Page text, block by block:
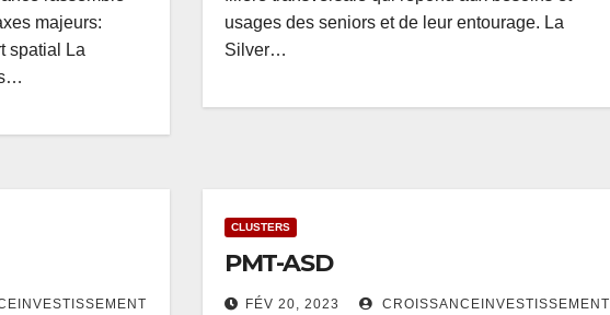
majeurs:
spatial La
usages des seniors et de leur entourage. La
Silver…
CLUSTERS
PMT-ASD
FÉV 20, 2023 CROISSANCEINVESTISSEMENT